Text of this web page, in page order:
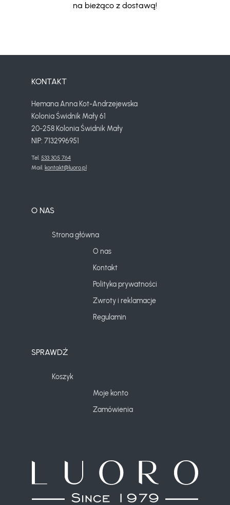
na bieżąco z dostawą!
KONTAKT
Hemana Anna Kot-Andrzejewska
Kolonia Świdnik Mały 61
20-258 Kolonia Świdnik Mały
NIP: 7132996951
Tel. 533 305 764
Mail. kontakt@luoro.pl
O NAS
Strona główna
O nas
Kontakt
Polityka prywatności
Zwroty i reklamacje
Regulamin
SPRAWDŹ
Koszyk
Moje konto
Zamówienia